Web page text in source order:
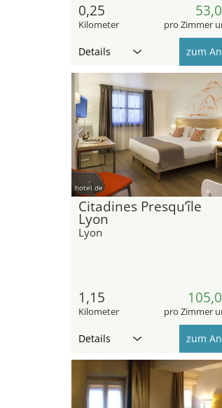
0,25
Kilometer pro Zimmer
Details zum
hotel.de
Citadines Presqu’île
Lyon
Lyon
1,15
Kilometer pro Zimmer
Details zum